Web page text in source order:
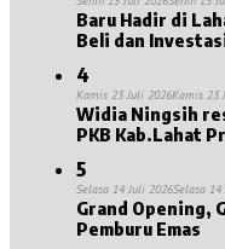
Baru Hadir di
Beli dan
4
Kamis 23 Juli 2026Kamis 23
Widia Ningsih
PKB Kab.Lahat
5
Selasa 14 Juli 2026Selasa
Grand Opening,
Pemburu Emas